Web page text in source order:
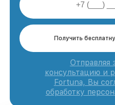
Получить
Отправляя
консультацию и
Fortuna, Вы
обработку